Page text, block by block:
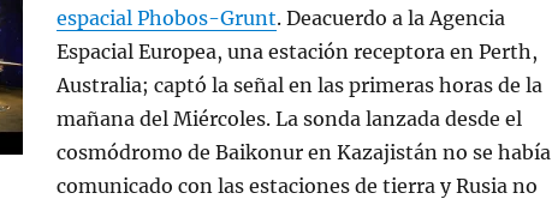
espacial Phobos-Grunt. Deacuerdo a la Agencia
Espacial Europea, una estación receptora en Perth,
Australia; captó la señal en las primeras horas de la
mañana del Miércoles. La sonda lanzada desde el
cosmódromo de Baikonur en Kazajistán no se había
comunicado con las estaciones de tierra y Rusia no